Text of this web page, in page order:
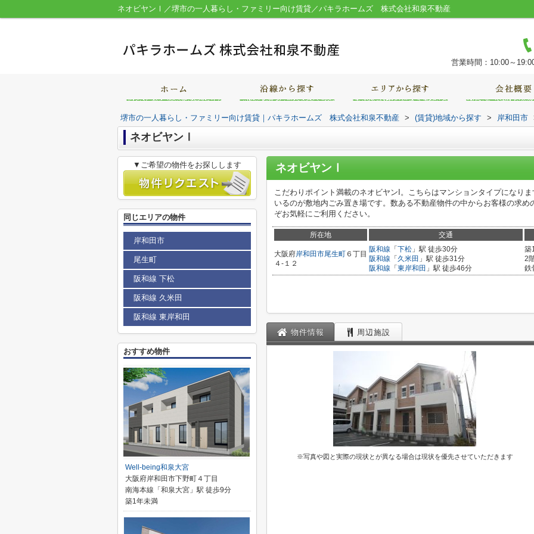
ネオビヤンⅠ／堺市の一人暮らし・ファミリー向け賃貸／パキラホームズ 株式会社和泉不動産
営業時間：10:00～
堺市の一人暮らし・ファミリー向け賃貸｜パキラホームズ 株式会社和泉不動産 > (賃貸)地域から探す > 岸和田市
ネオビヤンⅠ
ネオビヤンⅠ
こだわりポイント満載のネオビヤンI。こちらはマンションタイプになり
いるのが敷地内ごみ置き場です。数ある不動産物件の中からお客様の求
ぞお気軽にご利用ください。
所在地 交通
大阪府岸和田市尾生町 ６丁目
４-１２
阪和線 「 下松 」駅 徒歩30分
阪和線 「 久米田 」駅 徒歩31分
阪和線 「 東岸和田 」駅 徒歩46分
築
2
鉄
物件情報 周辺施設
※写真や図と実際の現状とが異なる場合は現状を優先させていただきます
▼ご希望の物件をお探しします
同じエリアの物件
岸和田市
尾生町
阪和線 下松
阪和線 久米田
阪和線 東岸和田
おすすめ物件
Well-being和泉大宮
大阪府岸和田市下野町４丁目
南海本線「和泉大宮」駅 徒歩9分
築1年未満